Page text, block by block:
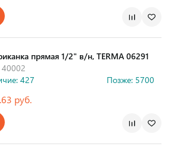
прямая 1/2" в/н, TERMA 06291
40002
427
Позже: 5700
руб.